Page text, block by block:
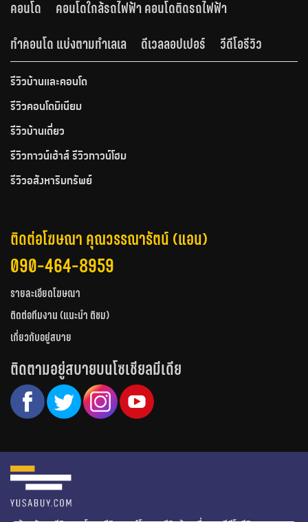
คอนโด
คอนโดใกล้รถไฟฟ้า คอนโดติดรถไฟฟ้า
ทำคอนโด แบ่งตามทำเลเล
ดีเวลลอปเปอร์ วีดีโอรีวิว
รีวิวบ้านและคอนโด
รีวิวคอนโดมิเนียม
รีวิวบ้านเดี่ยว
รีวิวทาวน์เฮ้าส์ รีวิวทาวน์โฮม
รีวิวอสังหาริมทรัพย์
ติดต่อโฆษณา คุณวรรณารัตน์ (แอน)
090-464-8959
รายละเอียดโฆษณา
ติดต่อทีมงาน (แนะนำ ติชม)
เกี่ยวกับอยู่สบาย
ติดตามอยู่สบายบนโซเชียลมีเดีย